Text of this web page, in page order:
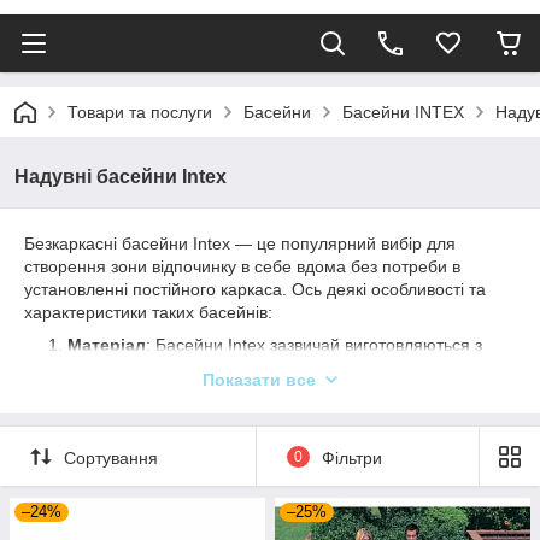
Товари та послуги Басейни Басейни INTEX
Надувні басейни Intex
Безкаркасні басейни Intex — це популярний вибір для
створення зони відпочинку в себе вдома без потреби в
установленні постійного каркаса. Ось деякі особливості та
характеристики таких басейнів:
Матеріал: Басейни Intex зазвичай виготовляються з
стійкість до впливу води та ультрафіолетового
: Вони доступні в різних розмірах і формах,
включно з круглими, овальними та прямокутними, що
дає змогу вибрати відповідний варіант залежно від
доступного простору та переваг.
Показати все
Сортування 0 Фільтри
–24% –25%